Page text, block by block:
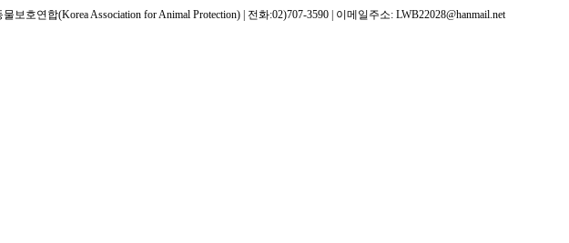
보호연합(Korea Association for Animal Protection) | 전화:02)707-3590 | 이메일주소: LWB22028@hanmail.net